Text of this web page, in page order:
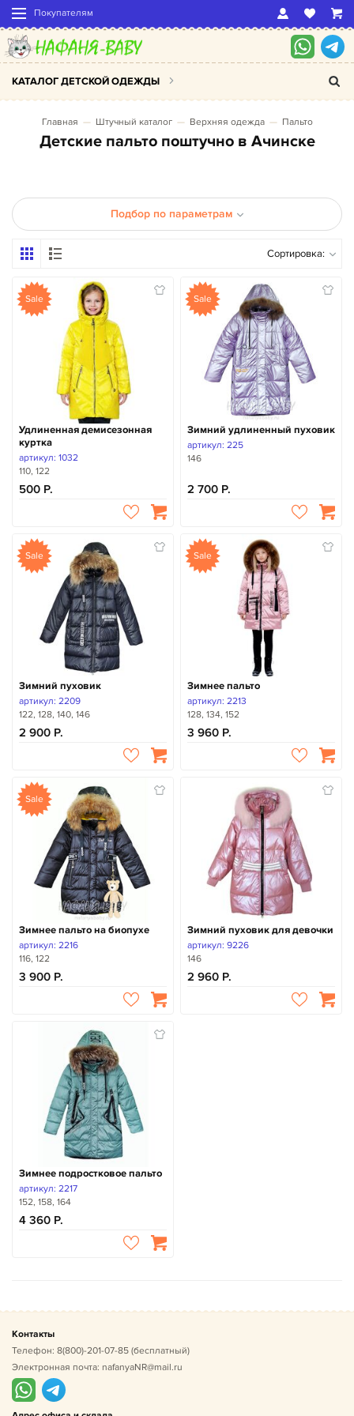
Покупателям
КАТАЛОГ ДЕТСКОЙ ОДЕЖДЫ
Главная Штучный каталог Верхняя одежда Пальто
Детские пальто поштучно в Ачинске
Подбор по параметрам
Сортировка:
Sale
Удлиненная демисезонная
куртка
артикул: 1032
110, 122
500
Sale
Зимний удлиненный пуховик
артикул: 225
146
2 700
Sale
Зимний пуховик
артикул: 2209
122, 128, 140, 146
2 900
Sale
Зимнее пальто
артикул: 2213
128, 134, 152
3 960
Sale
Зимнее пальто на биопухе
артикул: 2216
116, 122
3 900
Зимний пуховик для девочки
артикул: 9226
146
2 960
Зимнее подростковое пальто
артикул: 2217
152, 158, 164
4 360
Контакты
Телефон: 8(800)-201-07-85 (бесплатный)
Электронная почта: nafanyaNR@mail.ru